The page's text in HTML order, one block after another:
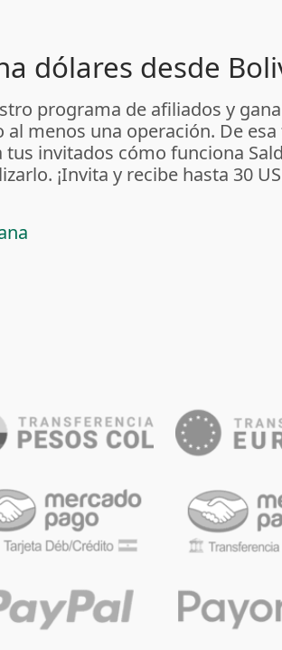
dólares desde
programa de afiliados y
al menos una operación. De
invitados cómo funciona
¡Invita y recibe hasta 30